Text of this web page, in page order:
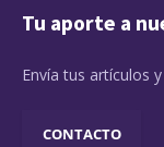
Tu aporte a
Envía tus artículos
CONTACTO